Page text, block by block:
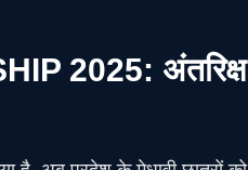
2025: अंतरिक्ष